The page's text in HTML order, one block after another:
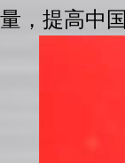
，提高中